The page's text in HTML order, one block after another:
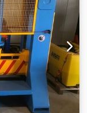
τεκμηρίωση στα
- γαλάζιο
Μηχανή σε
πληροφορίες